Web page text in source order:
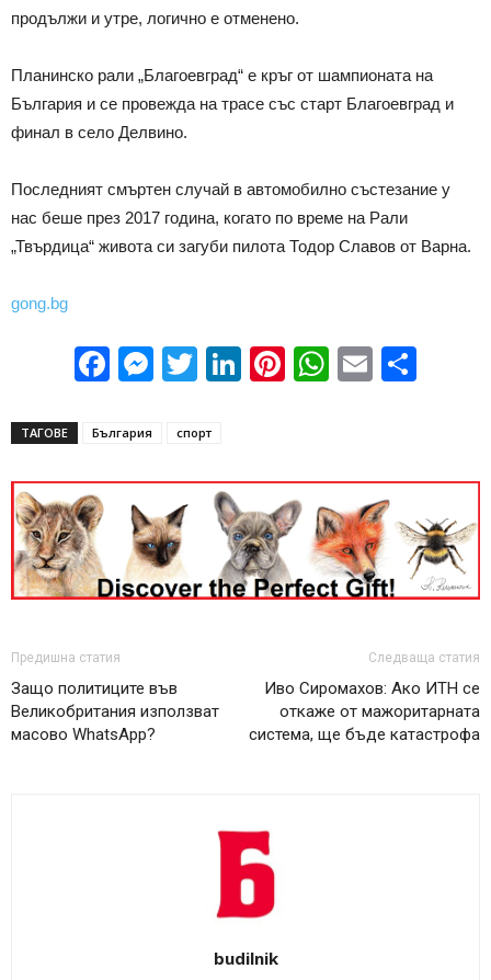
продължи и утре, логично е отменено.
Планинско рали „Благоевград“ е кръг от шампионата на
България и се провежда на трасе със старт Благоевград и
финал в село Делвино.
Последният смъртен случай в автомобилно състезание у
нас беше през 2017 година, когато по време на Рали
„Твърдица“ живота си загуби пилота Тодор Славов от Варна.
gong.bg
Facebook
Messenger
Twitter
LinkedIn
Pinterest
WhatsApp
Email
ТАГОВЕ България спорт
Предишна статия
Защо политиците във
Великобритания използват
масово WhatsApp?
Следваща статия
Иво Сиромахов: Ако ИТН се
откаже от мажоритарната
система, ще бъде катастрофа
budilnik